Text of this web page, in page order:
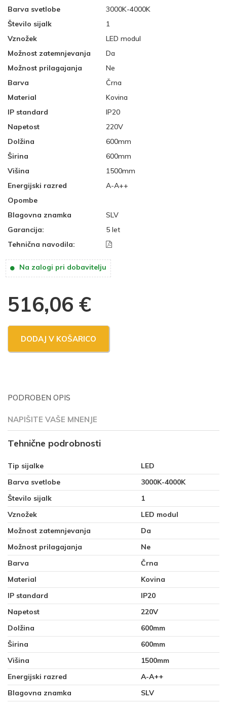
Barva svetlobe
3000K-4000K
Število sijalk
1
Vznožek
LED modul
Možnost zatemnjevanja
Da
Možnost prilagajanja
Ne
Barva
Črna
Material
Kovina
IP standard
IP20
Napetost
220V
Dolžina
600mm
Širina
600mm
Višina
1500mm
Energijski razred
A-A++
Opombe
Blagovna znamka
SLV
Garancija:
5 let
Tehnična navodila:
Na zalogi pri dobavitelju
516,06 €
DODAJ V KOŠARICO
PODROBEN OPIS
NAPIŠITE VAŠE MNENJE
Tehnične podrobnosti
Tip sijalke
LED
Barva svetlobe
3000K-4000K
Število sijalk
1
Vznožek
LED modul
Možnost zatemnjevanja
Da
Možnost prilagajanja
Ne
Barva
Črna
Material
Kovina
IP standard
IP20
Napetost
220V
Dolžina
600mm
Širina
600mm
Višina
1500mm
Energijski razred
A-A++
Blagovna znamka
SLV